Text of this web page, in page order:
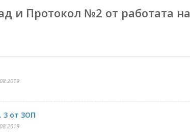
и Протокол №2 от работата на
3 от ЗОП